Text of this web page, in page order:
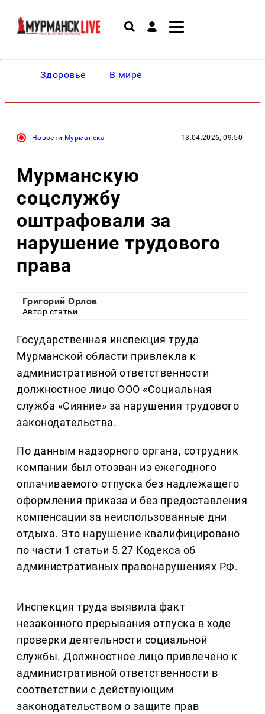
Здоровье В мире
Новости Мурманска 13.04.2026, 09:50
Мурманскую
соцслужбу
оштрафовали за
нарушение трудового
права
Григорий Орлов
Автор статьи
Государственная инспекция труда
Мурманской области привлекла к
административной ответственности
должностное лицо ООО «Социальная
служба «Сияние» за нарушения трудового
законодательства.
По данным надзорного органа, сотрудник
компании был отозван из ежегодного
оплачиваемого отпуска без надлежащего
оформления приказа и без предоставления
компенсации за неиспользованные дни
отдыха. Это нарушение квалифицировано
по части 1 статьи 5.27 Кодекса об
административных правонарушениях РФ.
Инспекция труда выявила факт
незаконного прерывания отпуска в ходе
проверки деятельности социальной
службы. Должностное лицо привлечено к
административной ответственности в
соответствии с действующим
законодательством о защите прав